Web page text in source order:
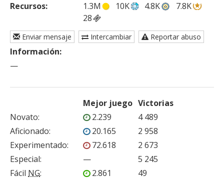
Recursos: 1.3M 10K 4.8K
7.8K
28
Enviar mensaje Intercambiar Reportar abuso
Información:
—
Mejor juego Victorias
Novato: 2.239
4 489
Aficionado: 20.165
2 958
Experimentado: 72.618
2 673
Especial: —
5 245
Fácil NG: 2.861
49